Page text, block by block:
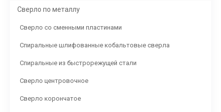
Сверло по металлу
Сверло со сменными пластинами
Спиральные шлифованные кобальтовые сверла
Спиральные из быстрорежущей стали
Сверло центровочное
Сверло корончатое